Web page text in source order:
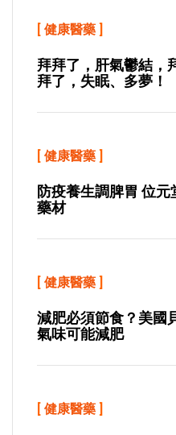
[ 健康醫藥 ]
拜拜了，肝氣鬱結，
拜了，失眠、多夢！
[ 健康醫藥 ]
防疫養生調脾胃 位
藥材
[ 健康醫藥 ]
減肥必須節食？美國
氣味可能減肥
[ 健康醫藥 ]